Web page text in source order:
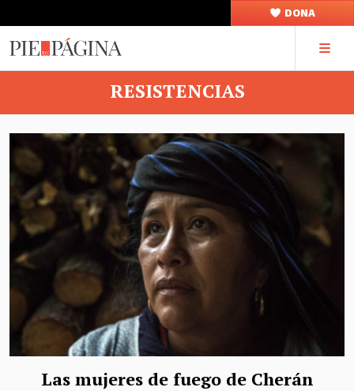
DONA
RESISTENCIAS
Las mujeres de fuego de Cherán